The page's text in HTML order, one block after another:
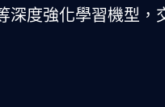
度強化學習機型，